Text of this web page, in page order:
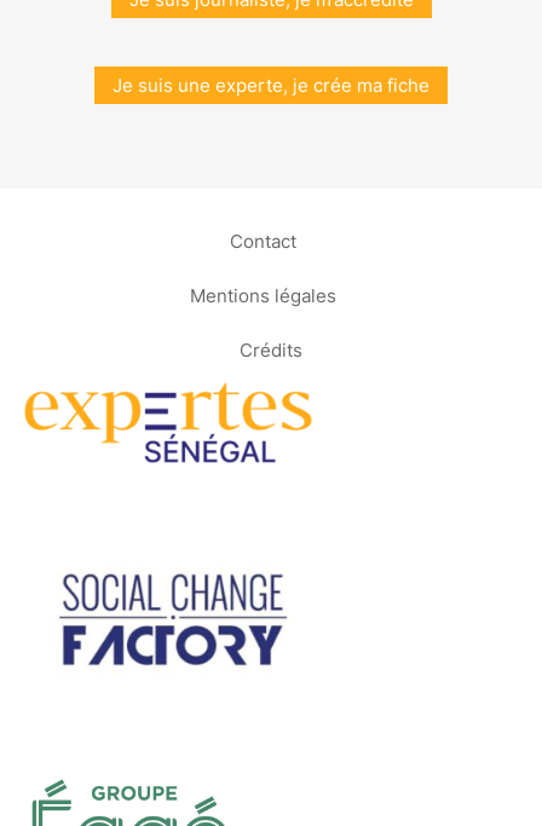
Je suis une experte, je crée ma fiche
Contact
Mentions légales
Crédits